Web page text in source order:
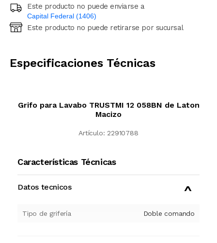
Este producto no puede enviarse a
Capital Federal (1406)
Ingresá código postal (sólo números)
Este producto no puede retirarse por sucursal
Especificaciones Técnicas
Grifo para Lavabo TRUSTMI 12 058BN de Laton
Macizo
Artículo: 22910788
Características Técnicas
Datos tecnicos
Tipo de grifería Doble comando